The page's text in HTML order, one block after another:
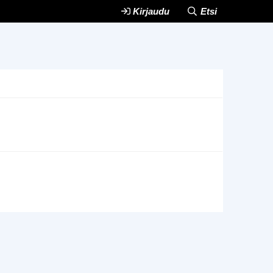
Kirjaudu Etsi